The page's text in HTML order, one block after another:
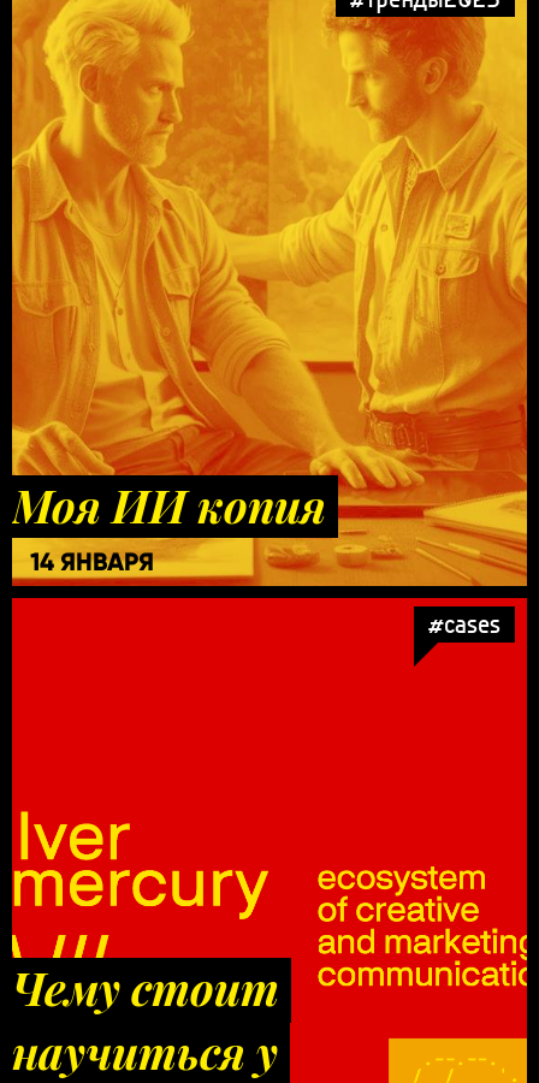
Моя ИИ копия
14 ЯНВАРЯ
#cases
Чему стоит
научиться у